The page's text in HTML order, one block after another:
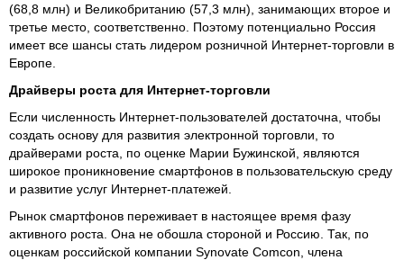
(68,8 млн) и Великобританию (57,3 млн), занимающих второе и
третье место, соответственно. Поэтому потенциально Россия
имеет все шансы стать лидером розничной Интернет-торговли в
Европе.
Драйверы роста для Интернет-торговли
Если численность Интернет-пользователей достаточна, чтобы
создать основу для развития электронной торговли, то
драйверами роста, по оценке Марии Бужинской, являются
широкое проникновение смартфонов в пользовательскую среду
и развитие услуг Интернет-платежей.
Рынок смартфонов переживает в настоящее время фазу
активного роста. Она не обошла стороной и Россию. Так, по
оценкам российской компании Synovate Comcon, члена